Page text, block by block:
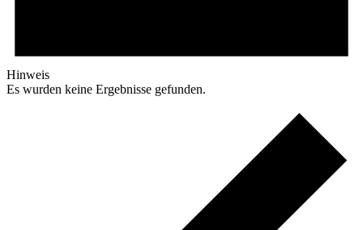
Hinweis
Es wurden keine Ergebnisse gefunden.